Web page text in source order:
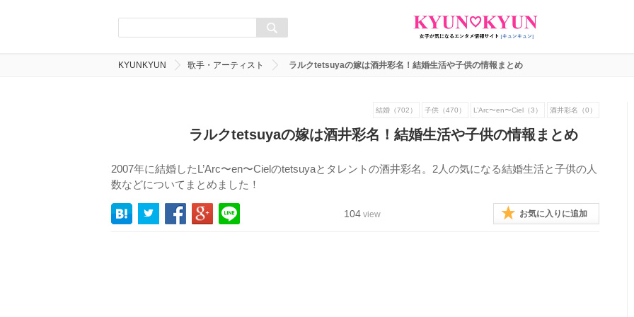
KYUNKYUN 歌手・アーティスト ラルクtetsuyaの嫁は酒井彩名！結婚生活や子供の情報まとめ
結婚（702） 子供（470） L’Arc〜en〜Ciel（3） 酒井彩名（0）
ラルクtetsuyaの嫁は酒井彩名！結婚生活や子供の情報まとめ
2007年に結婚したL’Arc〜en〜Cielのtetsuyaとタレントの酒井彩名。2人の気になる結婚生活と子供の人
数などについてまとめました！
104 view お気に入りに追加